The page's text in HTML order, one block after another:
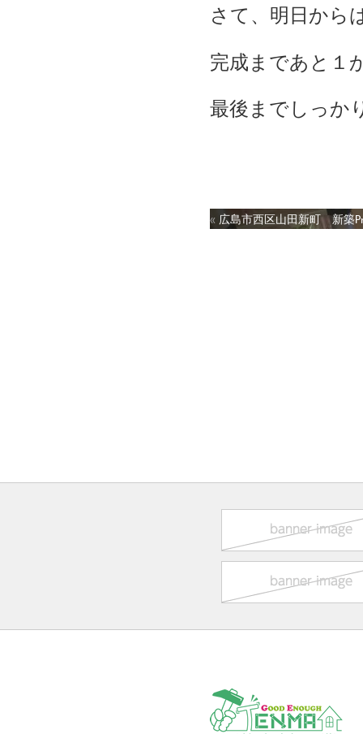
さて、明日から
完成まであと１
最後までしっか
« 広島市西区山田新町 新築